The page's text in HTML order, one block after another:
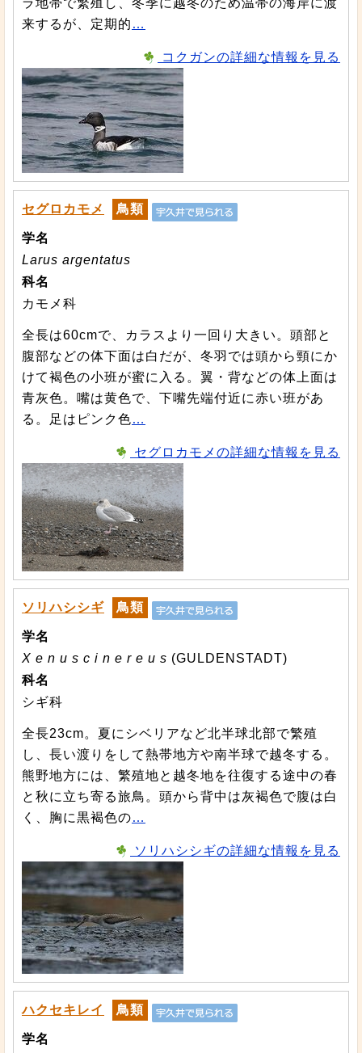
ラ地帯で繁殖し、冬季に越冬のため温帯の海岸に渡
来するが、定期的 …
コクガンの詳細な情報を見る
セグロカモメ 鳥類
学名
Larus argentatus
科名
カモメ科
全長は60cmで、カラスより一回り大きい。頭部と
腹部などの体下面は白だが、冬羽では頭から頸にか
けて褐色の小班が蜜に入る。翼・背などの体上面は
青灰色。嘴は黄色で、下嘴先端付近に赤い班があ
る。足はピンク色…
セグロカモメの詳細な情報を見る
ソリハシシギ 鳥類
学名
X e n u s c i n e r e u s (GULDENSTADT)
科名
シギ科
全長23cm。夏にシベリアなど北半球北部で繁殖
し、長い渡りをして熱帯地方や南半球で越冬する。
熊野地方には、繁殖地と越冬地を往復する途中の春
と秋に立ち寄る旅鳥。頭から背中は灰褐色で腹は白
く、胸に黒褐色の…
ソリハシシギの詳細な情報を見る
ハクセキレイ 鳥類
学名